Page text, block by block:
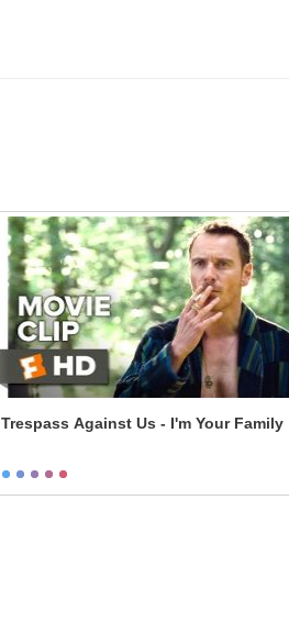
Trespass Against Us - I'm Your Family